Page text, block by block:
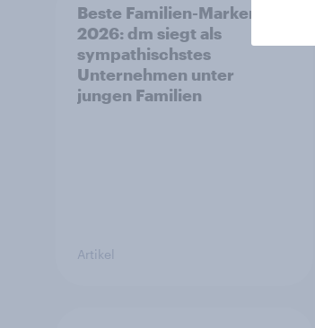
Beste Familien-Marken
2026: dm siegt als
sympathischstes
Unternehmen unter
jungen Familien
Artikel